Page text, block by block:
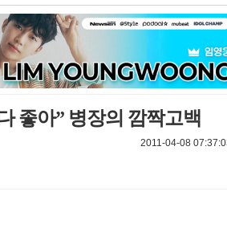
좋아” 병장의 깜짝고백
2011-04-08